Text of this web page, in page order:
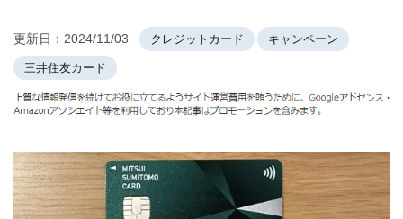
更新日： 2024/11/03 クレジットカード キャンペーン
三井住友カード